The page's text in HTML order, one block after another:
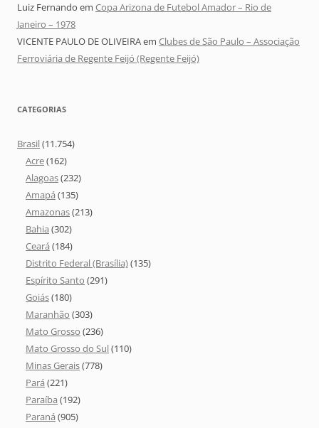
Luiz Fernando em Copa Arizona de Futebol Amador – Rio de
Janeiro – 1978
VICENTE PAULO DE OLIVEIRAem Clubes de São Paulo – Associação
Ferroviária de Regente Feijó (Regente Feijó)
CATEGORIAS
Brasil(11.754)
Acre(162)
Alagoas(232)
Amapá (135)
Amazonas(213)
Bahia (302)
Ceará (184)
Distrito Federal (Brasília)(135)
Espírito Santo (291)
Goiás(180)
Maranhão (303)
Mato Grosso (236)
Mato Grosso do Sul(110)
Minas Gerais(778)
Pará (221)
Paraíba (192)
Paraná (905)